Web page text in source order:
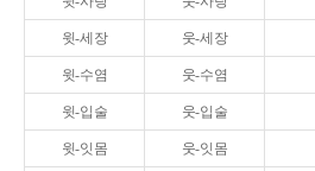
윗-세장 웃-세장
윗-수염 웃-수염
윗-입술 웃-입술
윗-잇몸 웃-잇몸